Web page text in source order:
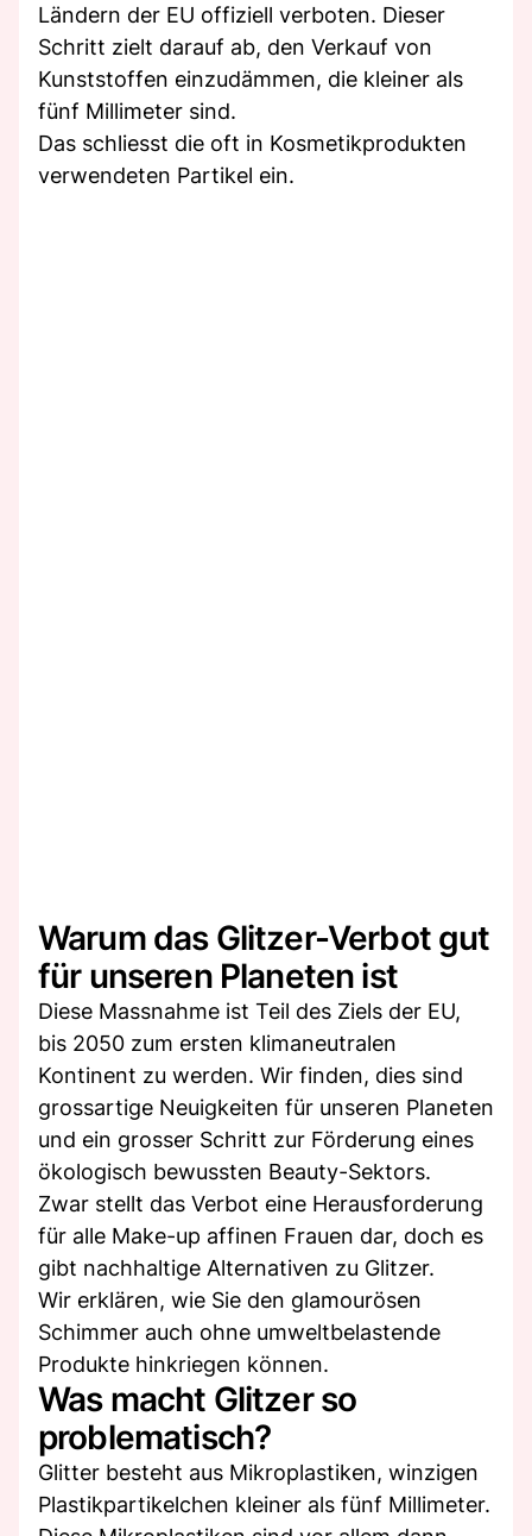
Ländern der EU offiziell verboten. Dieser
Schritt zielt darauf ab, den Verkauf von
Kunststoffen einzudämmen, die kleiner als
fünf Millimeter sind.
Das schliesst die oft in Kosmetikprodukten
verwendeten Partikel ein.
Warum das Glitzer-Verbot gut
für unseren Planeten ist
Diese Massnahme ist Teil des Ziels der EU,
bis 2050 zum ersten klimaneutralen
Kontinent zu werden. Wir finden, dies sind
grossartige Neuigkeiten für unseren Planeten
und ein grosser Schritt zur Förderung eines
ökologisch bewussten Beauty-Sektors.
Zwar stellt das Verbot eine Herausforderung
für alle Make-up affinen Frauen dar, doch es
gibt nachhaltige Alternativen zu Glitzer.
Wir erklären, wie Sie den glamourösen
Schimmer auch ohne umweltbelastende
Produkte hinkriegen können.
Was macht Glitzer so
problematisch?
Glitter besteht aus Mikroplastiken, winzigen
Plastikpartikelchen kleiner als fünf Millimeter.